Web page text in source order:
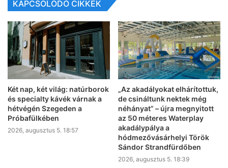
KAPCSOLÓDÓ CIKKEK
Két nap, két világ: natúrborok
és specialty kávék várnak a
hétvégén Szegeden a
Próbafülkében
2026, augusztus 5. 18:57
„Az akadályokat elhárítottuk,
de csináltunk nektek még
néhányat” – újra megnyitott
az 50 méteres Waterplay
akadálypálya a
hódmezővásárhelyi Török
Sándor Strandfürdőben
2026, augusztus 5. 18:39